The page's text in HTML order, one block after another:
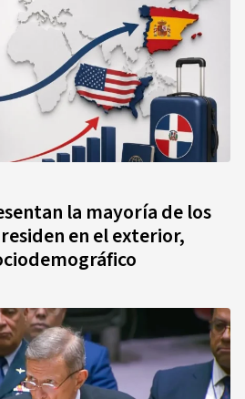
la mayoría de los
en el exterior,